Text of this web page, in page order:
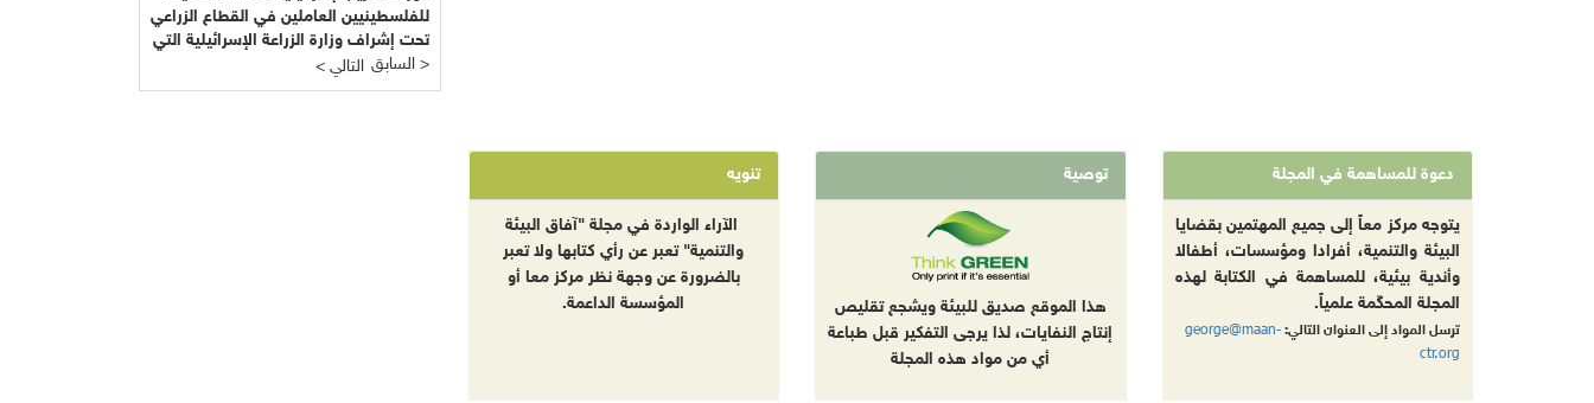
للفلسطينيين العاملين في القطاع الزراعي
تحت إشراف وزارة الزراعة الإسرائيلية التي
يرأسها يائير شَمِير نائب ليبرمان رئيس
"إسرائيل بيتنا"!!!
< التالي السابق >
دعوة للمساهمة في المجلة
يتوجه مركز معاً إلى جميع المهتمين بقضايا
البيئة والتنمية، أفرادا ومؤسسات، أطفالا
وأندية بيئية، للمساهمة في الكتابة لهذه
المجلة المحكّمة علمياً.
ترسل المواد إلى العنوان التالي:george@maan-
ctr.org
توصية
هذا الموقع صديق للبيئة ويشجع تقليص
إنتاج النفايات، لذا يرجى التفكير قبل طباعة
أي من مواد هذه المجلة
تنويه
الآراء الواردة في مجلة "آفاق البيئة
والتنمية" تعبر عن رأي كتابها ولا تعبر
بالضرورة عن وجهة نظر مركز معا أو
المؤسسة الداعمة.